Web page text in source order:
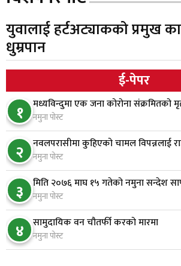
६
स्थापनाको एक दशकपछि विनयी
प्रशासकीय भवनको शिलान्यास
७
भरतपुर अस्पतालद्वारा आइसियुमा
नाम ‘डिस्प्ले बोर्ड’मा
८ नारायणघाट–बुटवल सडकमा
९
मौलाकालिकाको १८८२ खुड्किला :
‘सर्ट हाइकिङ’
१० वन उद्यममा जोडिँदै नवलपुरका महिला
युवालाई हर्टअट्याकको प्रमुख
धुम्रपान
ई-पेपर
१ मध्यविन्दुमा एक जना कोरोना संक्रमितको
नमुना पोस्ट
२ नवलपरासीमा कुहिएको चामल विपन्नलाई
नमुना पोस्ट
३ मिति २०७६ माघ १५ गतेको नमुना सन्देश
नमुना पोस्ट
४ सामुदायिक वन चौतर्फी करको मारमा
नमुना पोस्ट